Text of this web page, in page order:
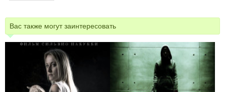
Вас также могут заинтересовать